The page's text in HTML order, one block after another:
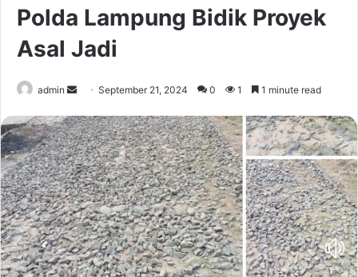
Polda Lampung Bidik Proyek
Asal Jadi
admin
Send
email
September 21, 2024 0 1 1 minute read